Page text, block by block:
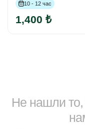
10 - 12 час
1,400 ₺
Не нашли то,